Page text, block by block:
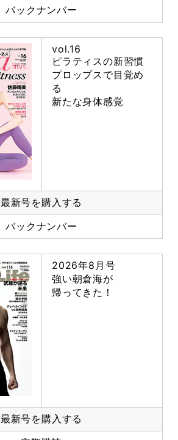
バックナンバー
vol.16
ピラティスの新習慣
プロップスで目覚め
る
新たな身体感覚
最新号を購入する
バックナンバー
2026年8月号
強い朝倉海が
帰ってきた！
最新号を購入する